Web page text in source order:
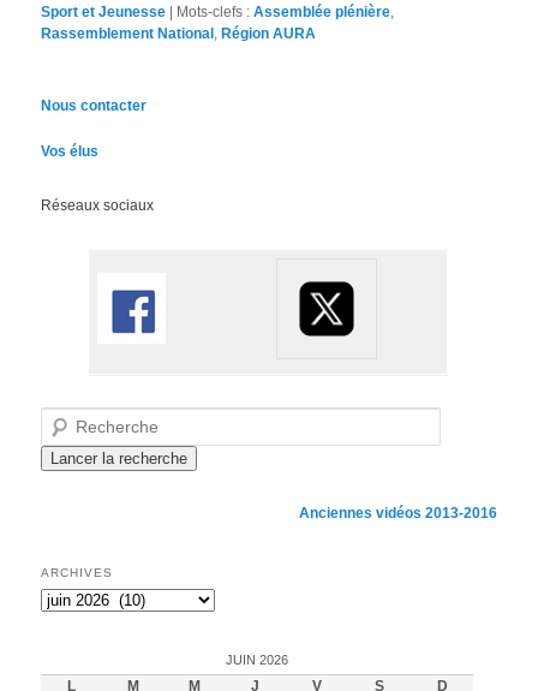
Sport et Jeunesse | Mots-clefs : Assemblée plénière
Rassemblement National ,Région AURA
Nous contacter
Vos élus
Réseaux sociaux
Recherche
Anciennes vidéos 2013-2016
ARCHIVES
Archives
JUIN 2026
L M M J V S
D